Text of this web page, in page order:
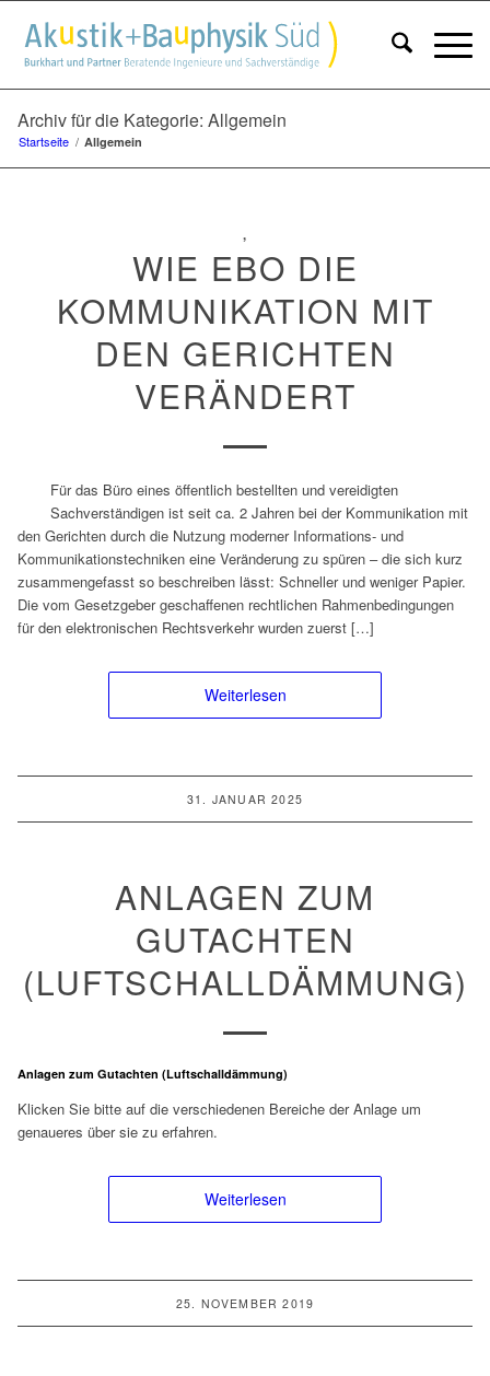
Archiv für die Kategorie: Allgemein
Startseite / Allgemein
,
WIE EBO DIE
KOMMUNIKATION MIT
DEN GERICHTEN
VERÄNDERT
Für das Büro eines öffentlich bestellten und vereidigten
Sachverständigen ist seit ca. 2 Jahren bei der Kommunikation mit
den Gerichten durch die Nutzung moderner Informations- und
Kommunikationstechniken eine Veränderung zu spüren – die sich kurz
zusammengefasst so beschreiben lässt: Schneller und weniger Papier.
Die vom Gesetzgeber geschaffenen rechtlichen Rahmenbedingungen
für den elektronischen Rechtsverkehr wurden zuerst […]
Weiterlesen
31. JANUAR 2025
ANLAGEN ZUM
GUTACHTEN
(LUFTSCHALLDÄMMUNG)
Anlagen zum Gutachten (Luftschalldämmung)
Klicken Sie bitte auf die verschiedenen Bereiche der Anlage um
genaueres über sie zu erfahren.
Weiterlesen
25. NOVEMBER 2019